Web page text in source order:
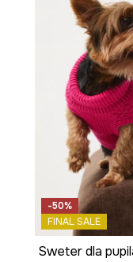
-50%
FINAL SALE